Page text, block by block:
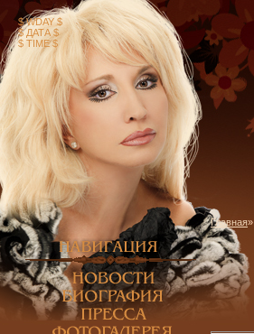
$ WDAY $
$ ДАТА $
$ TIME $
Главная»